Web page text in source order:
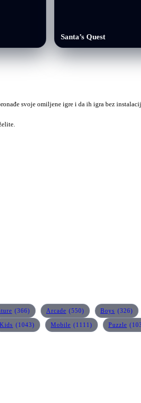
Santa’s Quest
svoje omiljene igre i da ih igra bez
(366) Arcade (550) Boys (326)
Kids (1043) Mobile (1111) Puzzle